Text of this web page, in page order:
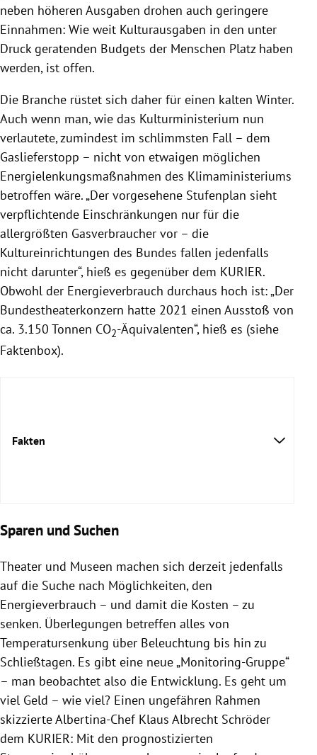
neben höheren Ausgaben drohen auch geringere
Einnahmen: Wie weit Kulturausgaben in den unter
Druck geratenden Budgets der Menschen Platz haben
werden, ist offen.
Die Branche rüstet sich daher für einen kalten Winter.
Auch wenn man, wie das Kulturministerium nun
verlautete, zumindest im schlimmsten Fall – dem
Gaslieferstopp – nicht von etwaigen möglichen
Energielenkungsmaßnahmen des Klimaministeriums
betroffen wäre. „Der vorgesehene Stufenplan sieht
verpflichtende Einschränkungen nur für die
allergrößten Gasverbraucher vor – die
Kultureinrichtungen des Bundes fallen jedenfalls
nicht darunter“, hieß es gegenüber dem KURIER.
Obwohl der Energieverbrauch durchaus hoch ist: „Der
Bundestheaterkonzern hatte 2021 einen Ausstoß von
ca. 3.150 Tonnen CO2-Äquivalenten“, hieß es (siehe
Faktenbox).
Fakten
Sparen und Suchen
Theater und Museen machen sich derzeit jedenfalls
auf die Suche nach Möglichkeiten, den
Energieverbrauch – und damit die Kosten – zu
senken. Überlegungen betreffen alles von
Temperatursenkung über Beleuchtung bis hin zu
Schließtagen. Es gibt eine neue „Monitoring-Gruppe“
– man beobachtet also die Entwicklung. Es geht um
viel Geld – wie viel? Einen ungefähren Rahmen
skizzierte Albertina-Chef Klaus Albrecht Schröder
dem KURIER: Mit den prognostizierten